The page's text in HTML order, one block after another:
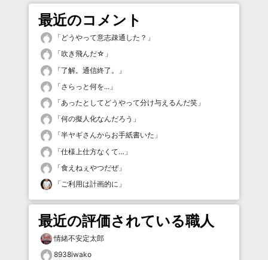
最近のコメント
「 どうやって意志疎通した？ 」
「吹き飛んだ☆ 」
「了解。通信終了。
」
「さらっと何を... 」
「あったとしてどうやって分け与えるんだ笑 」
「何の擬人化なんだろう 」
「半ヤギさんからお手紙書いた 」
「仕様上仕方なくて… 」
「食えねぇやつだぜ」
「 ご利用は計画的に 」
最近の評価されている職人
情緒不安定太郎
8938iwako